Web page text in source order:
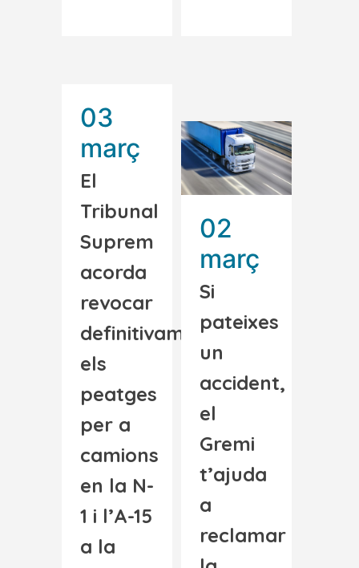
03
març
El
Tribunal
Suprem
acorda
revocar
definitivament
els
peatges
per a
camions
en la N-
1 i l’A-15
a la
02
març
Si
pateixes
un
accident,
el
Gremi
t’ajuda
a
reclamar